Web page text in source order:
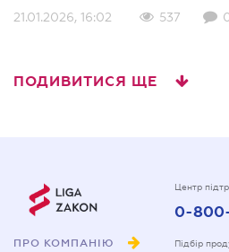
21.01.2026, 16:02 537
ПОДИВИТИСЯ ЩЕ
ПРО КОМПАНІЮ
Центр
0-
Підбір